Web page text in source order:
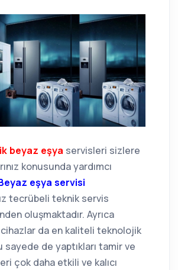
beyaz eşya servisleri sizlere
konusunda yardımcı
eşya servisi
tecrübeli teknik servis
oluşmaktadır. Ayrıca
cihazlar da en kaliteli teknolojik
sayede de yaptıkları tamir ve
çok daha etkili ve kalıcı